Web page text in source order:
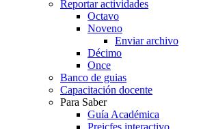
Reportar actividades
Octavo
Noveno
Enviar archivo
Décimo
Once
Banco de guias
Capacitación docente
Para Saber
Guía Académica
Preicfes interactivo